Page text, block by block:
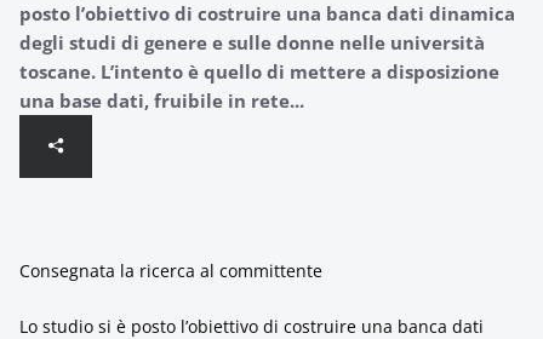
posto l’obiettivo di costruire una banca dati dinamica
degli studi di genere e sulle donne nelle università
toscane. L’intento è quello di mettere a disposizione
una base dati, fruibile in rete...
Consegnata la ricerca al committente
Lo studio si è posto l’obiettivo di costruire una banca dati